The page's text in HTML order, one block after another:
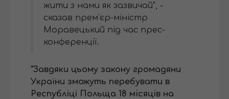
жити з нами як зазвичай", -
сказав прем'єр-міністр
Моравецький під час прес-
конференції.
"Завдяки цьому закону громадяни
України зможуть перебувати в
Республіці Польща 18 місяців на